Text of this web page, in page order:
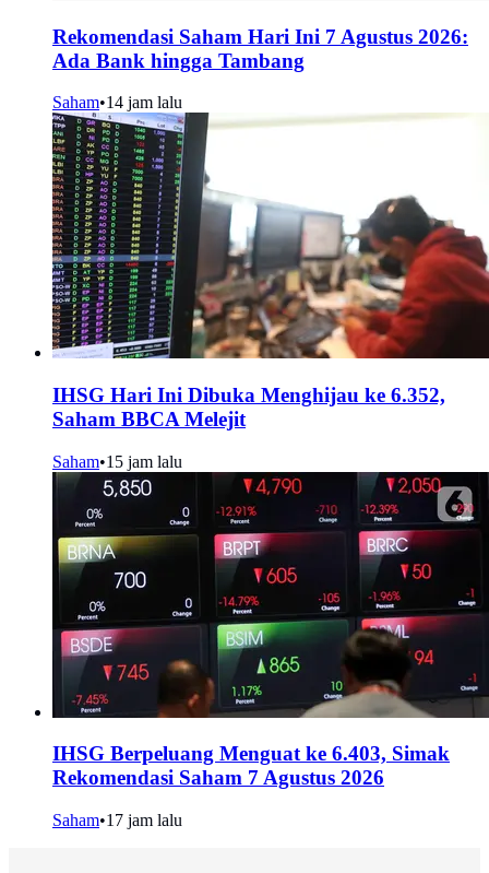
Rekomendasi Saham Hari Ini 7 Agustus 2026:
Ada Bank hingga Tambang
Saham•14 jam lalu
IHSG Hari Ini Dibuka Menghijau ke 6.352,
Saham BBCA Melejit
Saham•15 jam lalu
IHSG Berpeluang Menguat ke 6.403, Simak
Rekomendasi Saham 7 Agustus 2026
Saham•17 jam lalu